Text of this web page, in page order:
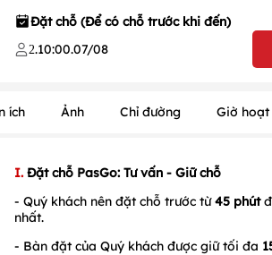
Đặt chỗ (Để có chỗ trước khi đến)
2.10:00.07/08
ích Ảnh Chỉ đường Giờ hoạt
I. Đặt chỗ PasGo: Tư vấn - Giữ chỗ
- Quý khách nên đặt chỗ trước từ45 phút
nhất.
- Bàn đặt của Quý khách được giữ tối đa